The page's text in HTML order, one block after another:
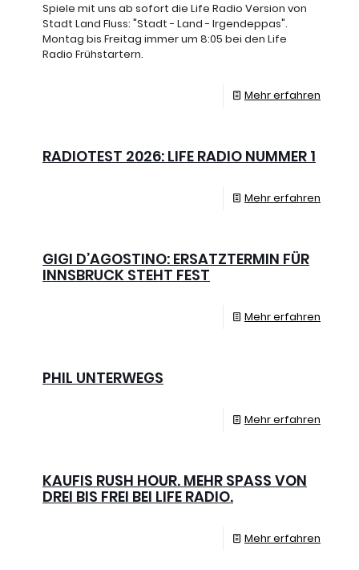
Spiele mit uns ab sofort die Life Radio Version von
Stadt Land Fluss: "Stadt - Land - Irgendeppas".
Montag bis Freitag immer um 8:05 bei den Life
Radio Frühstartern.
Mehr erfahren
RADIOTEST 2026: LIFE RADIO NUMMER 1
Mehr erfahren
GIGI D’AGOSTINO: ERSATZTERMIN FÜR
INNSBRUCK STEHT FEST
Mehr erfahren
PHIL UNTERWEGS
Mehr erfahren
KAUFIS RUSH HOUR. MEHR SPASS VON D
REI BIS FREI BEI LIFE RADIO.
Mehr erfahren